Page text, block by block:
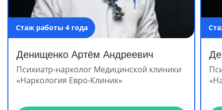
Стаж работы 4 года
Денищенко Артём Андреевич
Психиатр-нарколог Медицинской клиники
«Наркология Евро-Клиник»